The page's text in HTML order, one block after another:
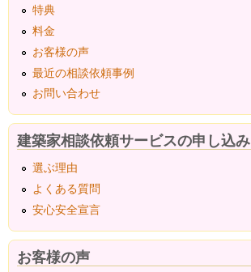
特典
料金
お客様の声
最近の相談依頼事例
お問い合わせ
建築家相談依頼サービスの申し込
選ぶ理由
よくある質問
安心安全宣言
お客様の声